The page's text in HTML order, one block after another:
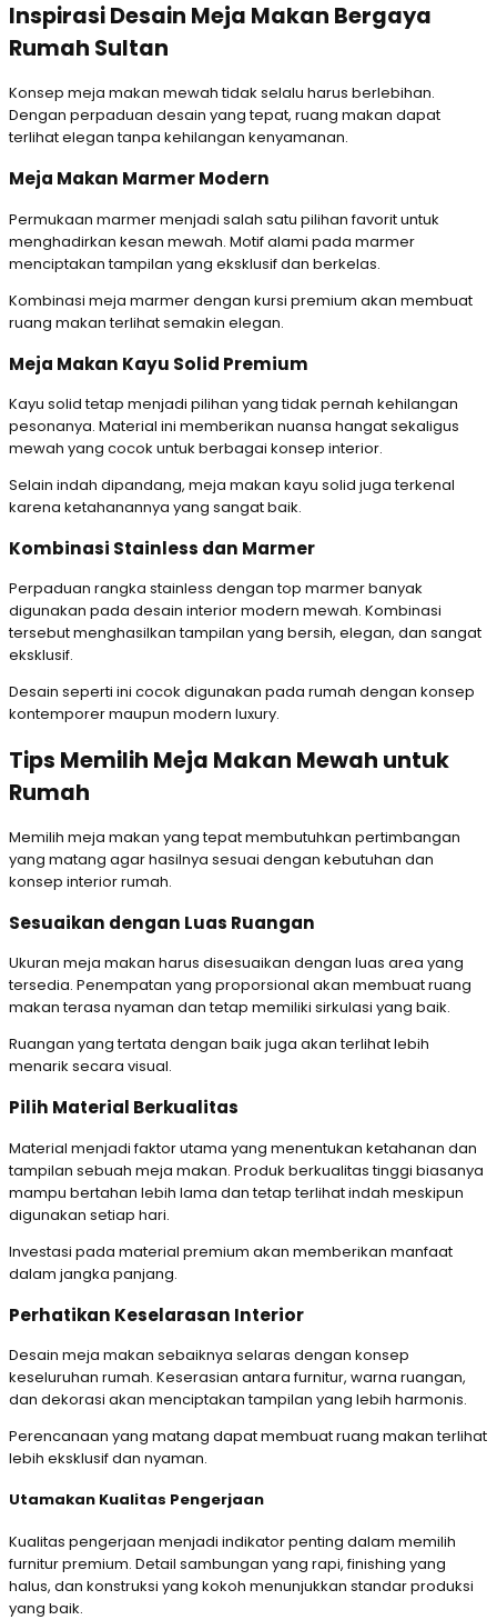
Inspirasi Desain Meja Makan Bergaya
Rumah Sultan
Konsep meja makan mewah tidak selalu harus berlebihan.
Dengan perpaduan desain yang tepat, ruang makan dapat
terlihat elegan tanpa kehilangan kenyamanan.
Meja Makan Marmer Modern
Permukaan marmer menjadi salah satu pilihan favorit untuk
menghadirkan kesan mewah. Motif alami pada marmer
menciptakan tampilan yang eksklusif dan berkelas.
Kombinasi meja marmer dengan kursi premium akan membuat
ruang makan terlihat semakin elegan.
Meja Makan Kayu Solid Premium
Kayu solid tetap menjadi pilihan yang tidak pernah kehilangan
pesonanya. Material ini memberikan nuansa hangat sekaligus
mewah yang cocok untuk berbagai konsep interior.
Selain indah dipandang, meja makan kayu solid juga terkenal
karena ketahanannya yang sangat baik.
Kombinasi Stainless dan Marmer
Perpaduan rangka stainless dengan top marmer banyak
digunakan pada desain interior modern mewah. Kombinasi
tersebut menghasilkan tampilan yang bersih, elegan, dan sangat
eksklusif.
Desain seperti ini cocok digunakan pada rumah dengan konsep
kontemporer maupun modern luxury.
Tips Memilih Meja Makan Mewah untuk
Rumah
Memilih meja makan yang tepat membutuhkan pertimbangan
yang matang agar hasilnya sesuai dengan kebutuhan dan
konsep interior rumah.
Sesuaikan dengan Luas Ruangan
Ukuran meja makan harus disesuaikan dengan luas area yang
tersedia. Penempatan yang proporsional akan membuat ruang
makan terasa nyaman dan tetap memiliki sirkulasi yang baik.
Ruangan yang tertata dengan baik juga akan terlihat lebih
menarik secara visual.
Pilih Material Berkualitas
Material menjadi faktor utama yang menentukan ketahanan dan
tampilan sebuah meja makan. Produk berkualitas tinggi biasanya
mampu bertahan lebih lama dan tetap terlihat indah meskipun
digunakan setiap hari.
Investasi pada material premium akan memberikan manfaat
dalam jangka panjang.
Perhatikan Keselarasan Interior
Desain meja makan sebaiknya selaras dengan konsep
keseluruhan rumah. Keserasian antara furnitur, warna ruangan,
dan dekorasi akan menciptakan tampilan yang lebih harmonis.
Perencanaan yang matang dapat membuat ruang makan terlihat
lebih eksklusif dan nyaman.
Utamakan Kualitas Pengerjaan
Kualitas pengerjaan menjadi indikator penting dalam memilih
furnitur premium. Detail sambungan yang rapi, finishing yang
halus, dan konstruksi yang kokoh menunjukkan standar produksi
yang baik.